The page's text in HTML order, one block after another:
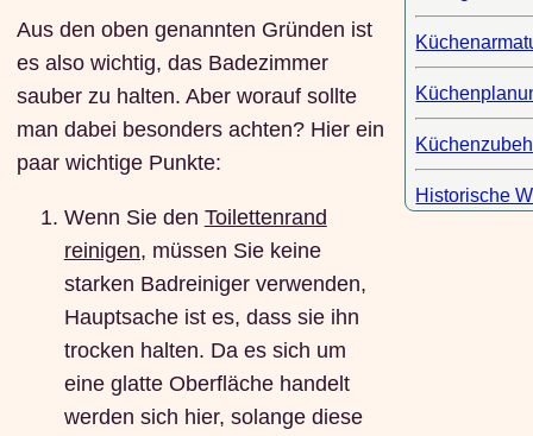
Aus den oben genannten Gründen ist
es also wichtig, das Badezimmer
sauber zu halten. Aber worauf sollte
man dabei besonders achten? Hier ein
paar wichtige Punkte:
Wenn Sie den Toilettenrand
reinigen, müssen Sie keine
starken Badreiniger verwenden,
Hauptsache ist es, dass sie ihn
trocken halten. Da es sich um
eine glatte Oberfläche handelt
werden sich hier, solange diese
Historische